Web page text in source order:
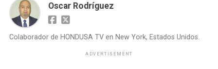
Oscar Rodríguez
Colaborador de HONDUSA TV en New York, Estados Unidos.
ADVERTISEMENT